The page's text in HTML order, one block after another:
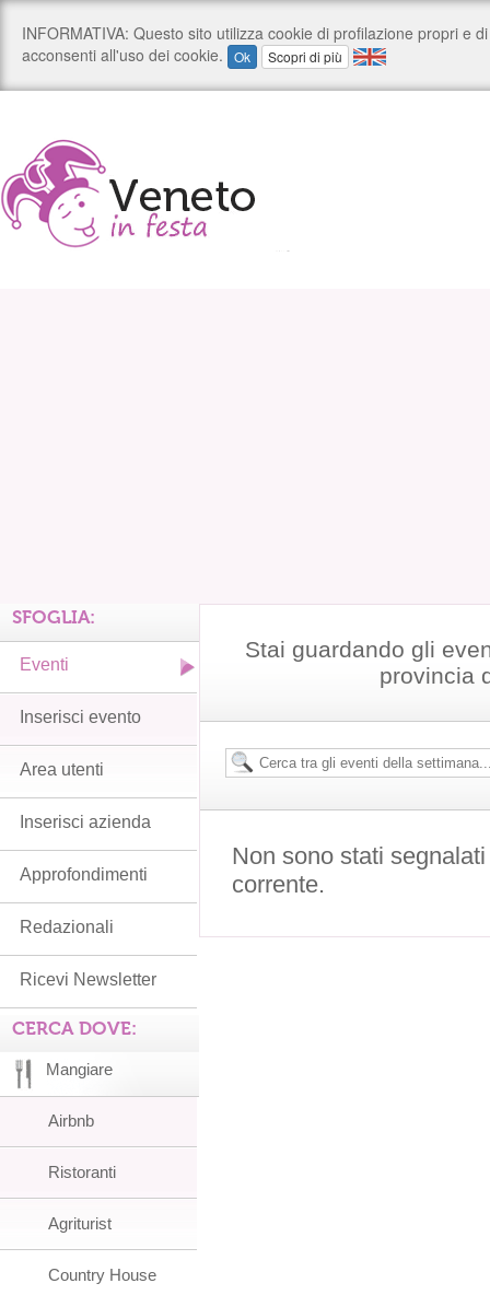
Stai guardando gli
provincia
Non sono stati
corrente.
SFOGLIA:
Eventi
Inserisci evento
Area utenti
Inserisci azienda
Approfondimenti
Redazionali
Ricevi Newsletter
CERCA DOVE:
Mangiare
Airbnb
Ristoranti
Agriturist
Country House